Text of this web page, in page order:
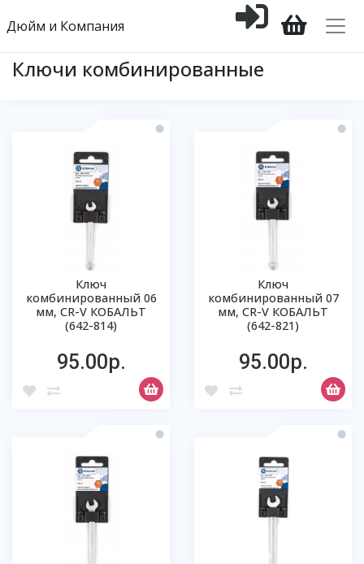
Дюйм и Компания
Ключи комбинированные
Ключ
комбинированный 06
мм, CR-V КОБАЛЬТ
(642-814)
95.00р.
Ключ
комбинированный 07
мм, CR-V КОБАЛЬТ
(642-821)
95.00р.